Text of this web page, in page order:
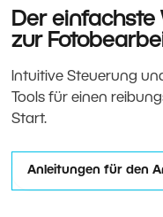
Der einfachste
zur
Intuitive Steuerung
Tools für einen
Start.
Anleitungen für den